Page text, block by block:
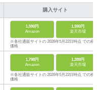
購入サイト
1,590円
Amazon
1,590円
楽天市場
※各社通販サイトの 2026年5月22日時点 での税
価格
1,798円
Amazon
1,289円
楽天市場
※各社通販サイトの 2026年5月22日時点 での税
価格